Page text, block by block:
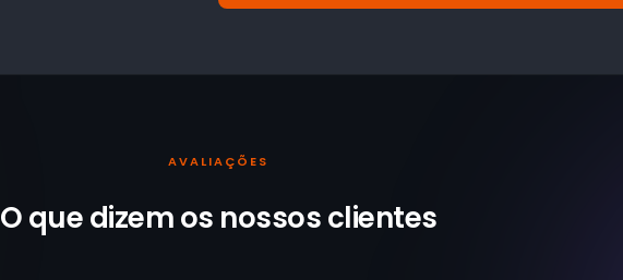
AVALIAÇÕES
O que dizem os nossosclientes